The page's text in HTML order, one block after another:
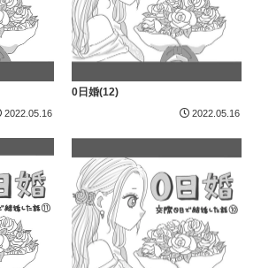
2022.05.16
0日婚(12)
2022.05.16